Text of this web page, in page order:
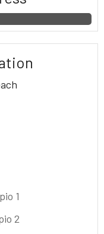
1
2